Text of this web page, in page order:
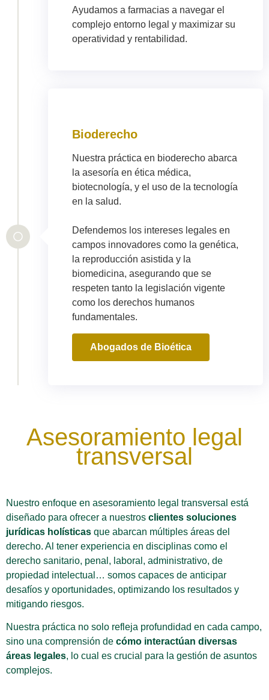
Ayudamos a farmacias a navegar el
complejo entorno legal y maximizar su
operatividad y rentabilidad.
Bioderecho
Nuestra práctica en bioderecho abarca
la asesoría en ética médica,
biotecnología, y el uso de la tecnología
en la salud.
Defendemos los intereses legales en
campos innovadores como la genética,
la reproducción asistida y la
biomedicina, asegurando que se
respeten tanto la legislación vigente
como los derechos humanos
fundamentales.
Abogados de Bioética
Asesoramiento legal
transversal
Nuestro enfoque en asesoramiento legal transversal está
diseñado para ofrecer a nuestros clientes soluciones
jurídicas holísticas que abarcan múltiples áreas del
derecho. Al tener experiencia en disciplinas como el
derecho sanitario, penal, laboral, administrativo, de
propiedad intelectual… somos capaces de anticipar
desafíos y oportunidades, optimizando los resultados y
mitigando riesgos.
Nuestra práctica no solo refleja profundidad en cada campo,
sino una comprensión de cómo interactúan diversas
áreas legales, lo cual es crucial para la gestión de asuntos
complejos.